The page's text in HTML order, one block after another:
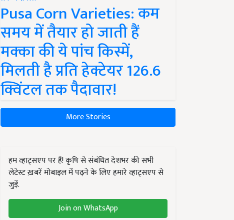
Pusa Corn Varieties: कम
समय में तैयार हो जाती हैं
मक्का की ये पांच किस्में,
मिलती है प्रति हेक्टेयर 126.6
क्विंटल तक पैदावार!
More Stories
हम व्हाट्सएप पर हैं! कृषि से संबंधित देशभर की सभी
लेटेस्ट ख़बरें मोबाइल में पढ़ने के लिए हमारे व्हाट्सएप से
जुड़ें.
Join on WhatsApp